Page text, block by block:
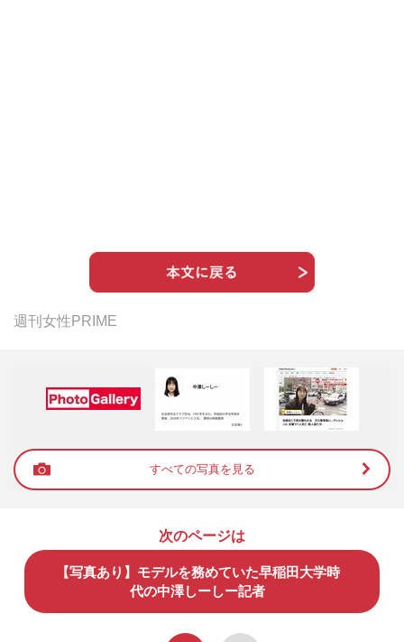
週刊女性PRIME
すべての写真を見る
次のページは
【写真あり】モデルを務めていた早稲田大学時
代の中澤しーしー記者